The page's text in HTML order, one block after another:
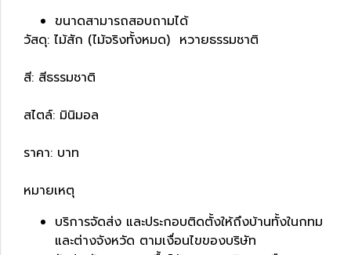
ขนาดสามารถสอบถามได้
วัสดุ: ไม้สัก (ไม้จริงทั้งหมด) หวายธรรมชาติ
สี: สีธรรมชาติ
สไตล์: มินิมอล
ราคา: บาท
หมายเหตุ
บริการจัดส่ง และประกอบติดตั้งให้ถึงบ้านทั้งในกทม
และต่างจังหวัด ตามเงื่อนไขของบริษัท